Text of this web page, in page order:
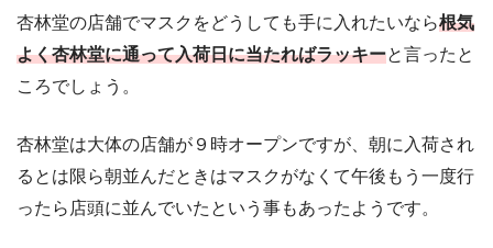
杏林堂の店舗でマスクをどうしても手に入れたいなら根気
よく杏林堂に通って入荷日に当たればラッキーと言ったと
ころでしょう。
杏林堂は大体の店舗が９時オープンですが、朝に入荷され
るとは限ら朝並んだときはマスクがなくて午後もう一度行
ったら店頭に並んでいたという事もあったようです。